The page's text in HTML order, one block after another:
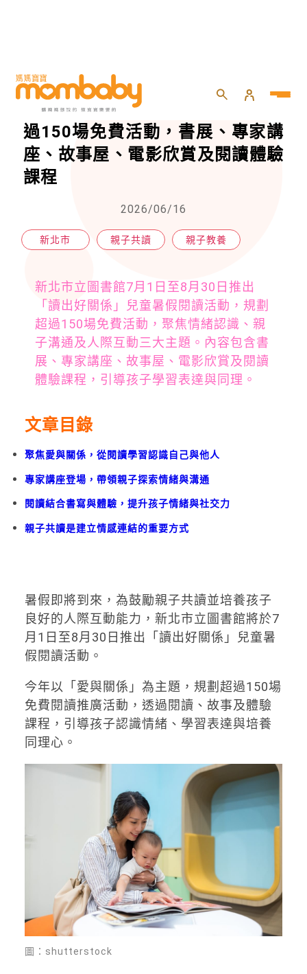
HOME 親子 親子教養
新北市立圖書館推廣暑假閱讀，超
過150場免費活動，書展、專家講
座、故事屋、電影欣賞及閱讀體驗
課程
2026/06/16
新北市 親子共讀 親子教養
新北市立圖書館7月1日至8月30日推出
「讀出好關係」兒童暑假閱讀活動，規劃
超過150場免費活動，聚焦情緒認識、親
子溝通及人際互動三大主題。內容包含書
展、專家講座、故事屋、電影欣賞及閱讀
體驗課程，引導孩子學習表達與同理。
文章目錄
聚焦愛與關係，從閱讀學習認識自己與他人
專家講座登場，帶領親子探索情緒與溝通
閱讀結合書寫與體驗，提升孩子情緒與社交力
親子共讀是建立情感連結的重要方式
暑假即將到來，為鼓勵親子共讀並培養孩子
良好的人際互動能力，新北市立圖書館將於7
月1日至8月30日推出「讀出好關係」兒童暑
假閱讀活動。
今年以「愛與關係」為主題，規劃超過150場
免費閱讀推廣活動，透過閱讀、故事及體驗
課程，引導孩子認識情緒、學習表達與培養
同理心。
圖：shutterstock